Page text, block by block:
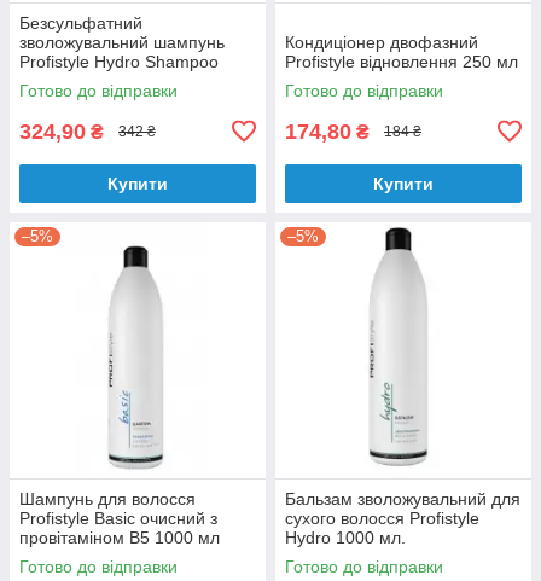
Безсульфатний
зволожувальний шампунь
Profistyle Hydro Shampoo
1000 мл
Готово до відправки
324,90 ₴ 342 ₴
Купити
Кондиціонер двофазний
Profistyle відновлення 250 мл
Готово до відправки
174,80 ₴ 184 ₴
Купити
–5%
Шампунь для волосся
Profistyle Basic очисний з
провітаміном В5 1000 мл
Готово до відправки
–5%
Бальзам зволожувальний для
сухого волосся Profistyle
Hydro 1000 мл.
Готово до відправки